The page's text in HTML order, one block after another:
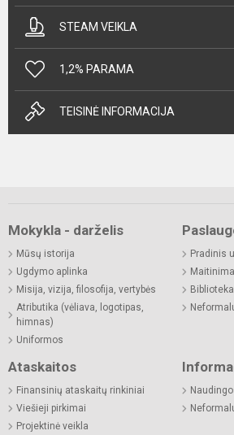
STEAM VEIKLA
1,2% PARAMA
TEISINĖ INFORMACIJA
Mokykla - darželis
Mūsų istorija
Ugdymo aplinka
Misija, vizija, filosofija, vertybės
Atributika (vėliava, logotipas,
himnas)
Uniformos
Pradinis
Biblioteka
Ataskaitos
Finansinių ataskaitų rinkiniai
Viešieji pirkimai
Projektinė veikla